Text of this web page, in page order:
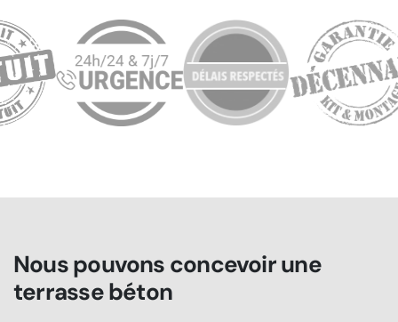
Nous pouvons concevoir une
terrasse béton